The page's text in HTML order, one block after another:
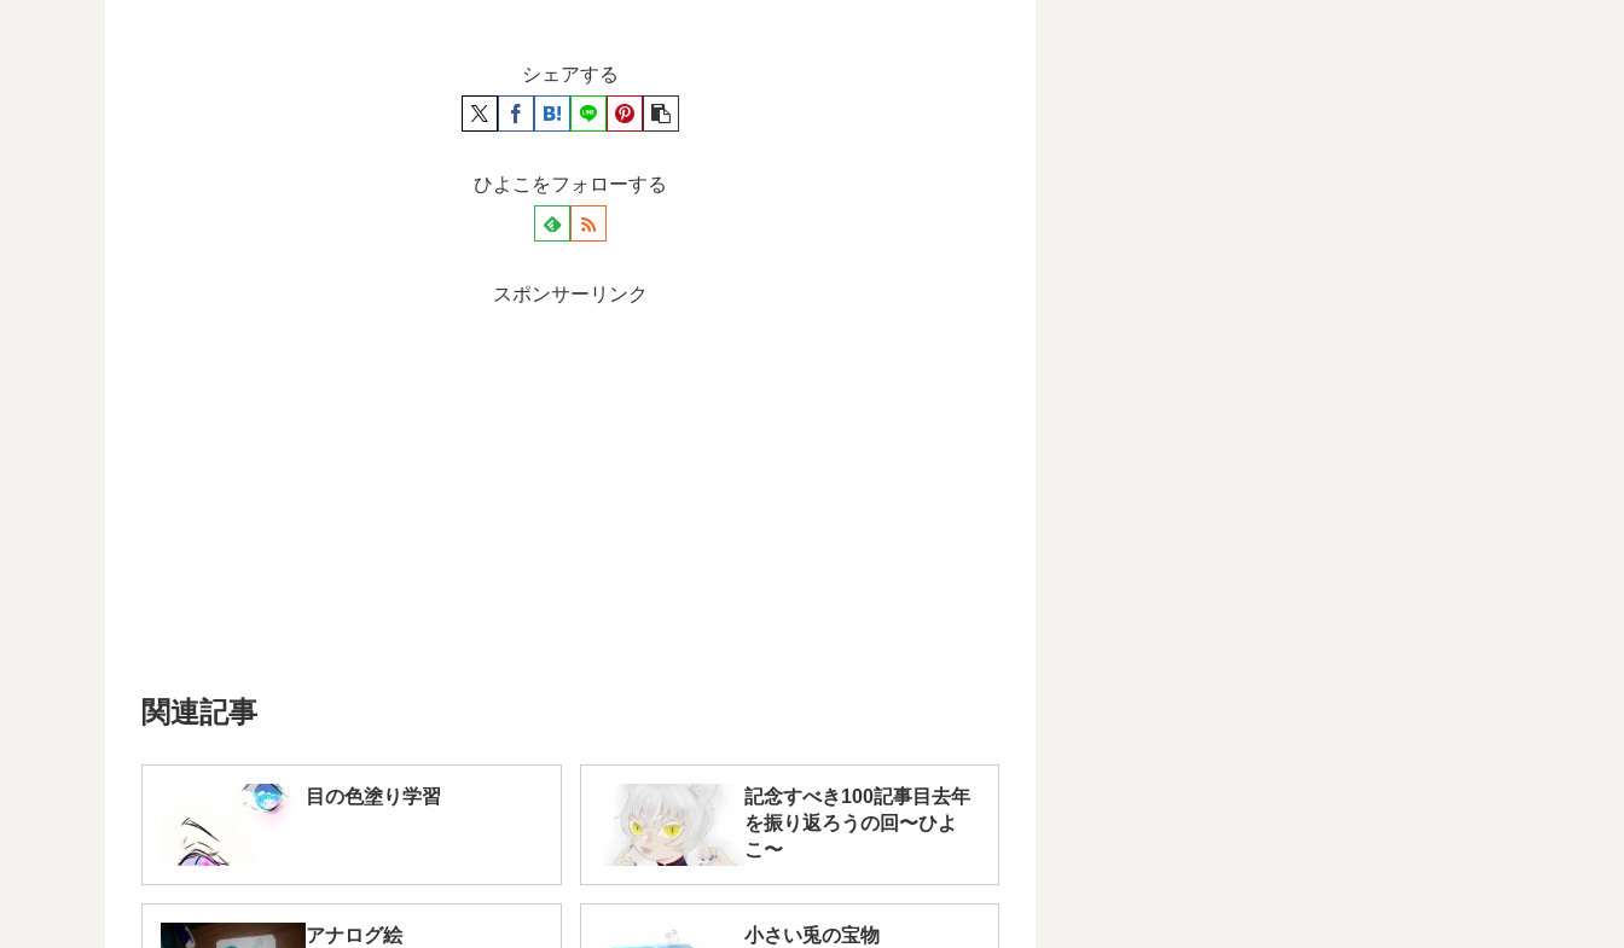
シェアする
ひよこをフォローする
スポンサーリンク
関連記事
目の色塗り学習
記念すべき100記事目去年
を振り返ろうの回〜ひよ
こ〜
アナログ絵 小さい兎の宝物